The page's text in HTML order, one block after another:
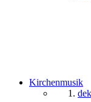
Kirchenmusik